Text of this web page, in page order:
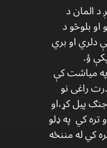
د المان د
بلوڅو د
دلري او بري
ؤ.
د اپریل په میاشت کې
راغی نو
پیل کړ،او
کي په ډلو
کي له مننځه